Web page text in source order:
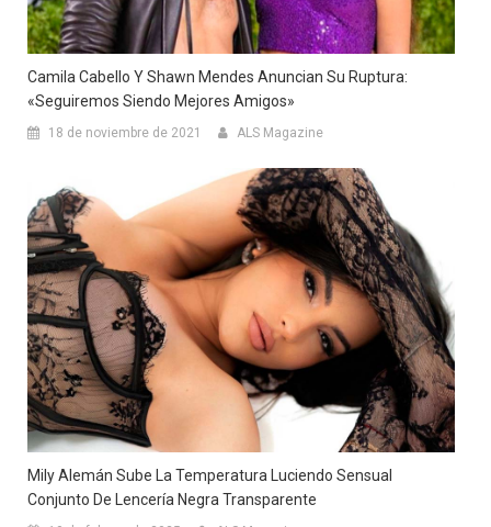
Camila Cabello Y Shawn Mendes Anuncian Su Ruptura:
«Seguiremos Siendo Mejores Amigos»
18 de noviembre de 2021 ALS Magazine
Mily Alemán Sube La Temperatura Luciendo Sensual
Conjunto De Lencería Negra Transparente